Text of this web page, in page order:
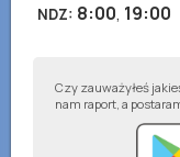
NDZ: 8:00, 19:00
Czy zauważyłeś
nam raport, a